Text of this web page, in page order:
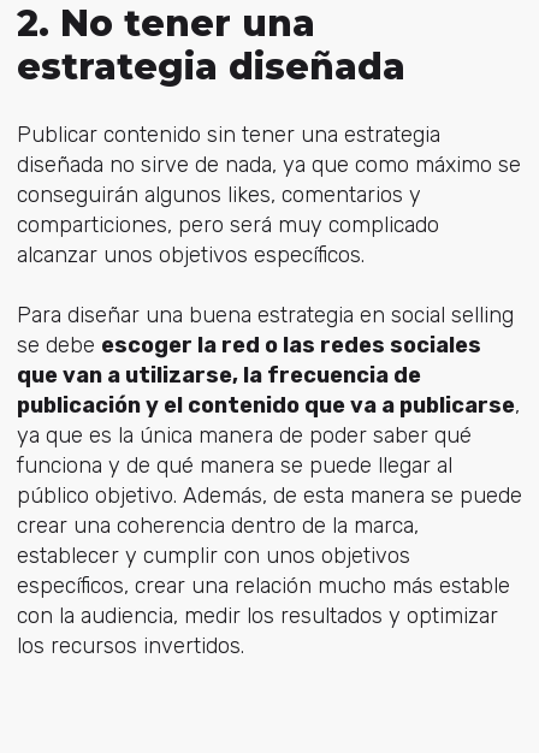
2. No tener una
estrategia diseñada
Publicar contenido sin tener una estrategia
diseñada no sirve de nada, ya que como máximo se
conseguirán algunos likes, comentarios y
comparticiones, pero será muy complicado
alcanzar unos objetivos específicos.
Para diseñar una buena estrategia en social selling
se debe escoger la red o las redes sociales
que van a utilizarse, la frecuencia de
publicación y el contenido que va a publicarse,
ya que es la única manera de poder saber qué
funciona y de qué manera se puede llegar al
público objetivo. Además, de esta manera se puede
crear una coherencia dentro de la marca,
establecer y cumplir con unos objetivos
específicos, crear una relación mucho más estable
con la audiencia, medir los resultados y optimizar
los recursos invertidos.